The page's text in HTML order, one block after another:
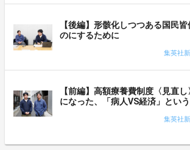
【後編】形骸化しつつある国民
のにするために
集英社
【前編】高額療養費制度〈見直
になった、「病人VS経済」とい
集英社